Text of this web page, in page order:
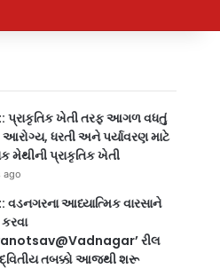
પ્રાકૃતિક ખેતી તરફ આગળ વધતું
ધરતી અને પર્યાવરણ માટે
મેથીની પ્રાકૃતિક ખેતી
ago
આધ્યાત્મિક વારસાને
રીલ
દ્વિતીય તબક્કો આજથી શરૂ